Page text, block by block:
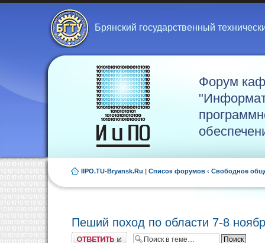
Брянский государственный
Форум
IIPO.TU-Bryansk.Ru | Список форумов ‹ Свободное
Пеший поход по области 7-8
Ответить